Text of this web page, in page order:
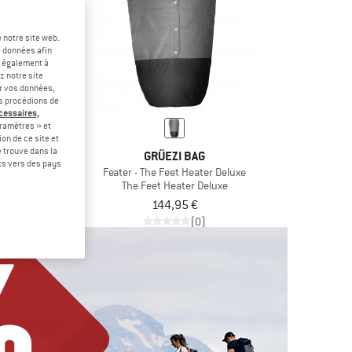
BAG
Heater Light
GRÜEZI BAG
Feater - The Feet Heater Deluxe
The Feet Heater Deluxe
144,95 €
(0)
site web.
afin
à
notre site
données,
procédions de
» et
de ce site et
trouve dans la
vers des pays